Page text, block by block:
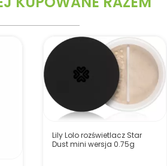
Lily Lolo rozświetlacz Star
Dust mini wersja 0.75g